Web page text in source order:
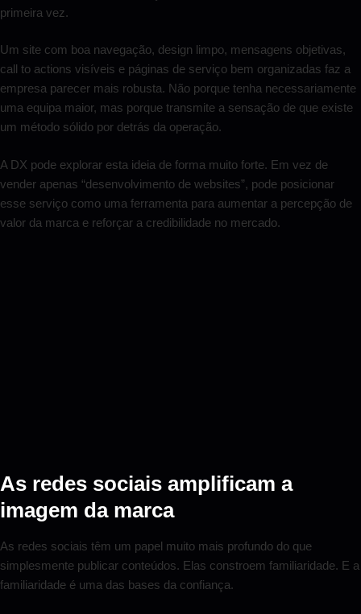
primeira vez.
Um site com boa navegação, design limpo, mensagens objetivas,
call to actions visíveis e páginas de serviço bem organizadas faz a
empresa parecer mais robusta. Não porque tenha necessariamente
uma equipa maior, mas porque transmite a sensação de que existe
um método sólido por detrás da operação.
A DX pode explorar esta ideia de forma muito forte. Em vez de
vender apenas “desenvolvimento de websites”, pode posicionar
esse serviço como uma ferramenta para aumentar a percepção de
valor da marca e reforçar a credibilidade no mercado.
As redes sociais amplificam a
imagem da marca
As redes sociais têm um papel muito mais profundo do que
simplesmente publicar conteúdos. Elas constroem familiaridade. E a
familiaridade é uma das bases da confiança.